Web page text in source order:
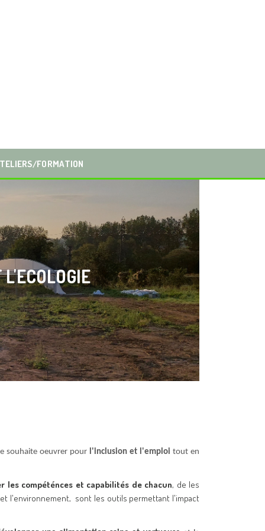
FORMATION
souhaite oeuvrer pour l'inclusion et l'emploitout en
les compéténces et capabilités de chacun, de les
l'environnement, sont les outils permettant l'impact